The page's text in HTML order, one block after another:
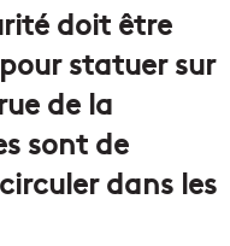
doit être
statuer sur
de la
sont de
dans les